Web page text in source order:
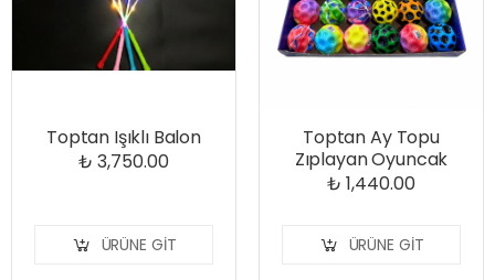
Toptan Işıklı Balon
₺ 3,750.00
ÜRÜNE GIT
Toptan Ay Topu
Zıplayan Oyuncak
₺ 1,440.00
ÜRÜNE GIT